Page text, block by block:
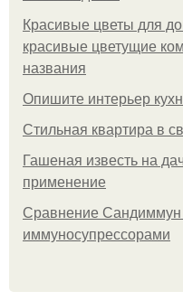
Красивые цветы для
красивые цветущие
названия
Опишите интерьер
Стильная квартира в
Гашеная известь на
применение
Сравнение Сандиммун
иммуносупрессорами